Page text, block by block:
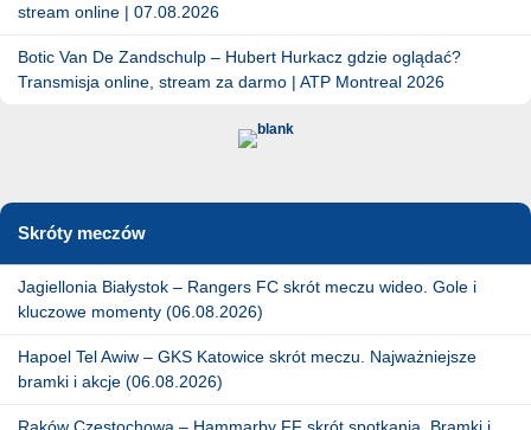
stream online | 07.08.2026
Botic Van De Zandschulp – Hubert Hurkacz gdzie oglądać?
Transmisja online, stream za darmo | ATP Montreal 2026
Skróty meczów
Jagiellonia Białystok – Rangers FC skrót meczu wideo. Gole i
kluczowe momenty (06.08.2026)
Hapoel Tel Awiw – GKS Katowice skrót meczu. Najważniejsze
bramki i akcje (06.08.2026)